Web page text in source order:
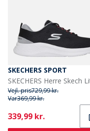
SKECHERS SPORT
Vejl. pris729,99 kr.
Var369,99 kr.
Current
339,99 kr.